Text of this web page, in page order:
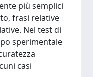
più semplici
frasi relative
Nel test di
sperimentale
casi